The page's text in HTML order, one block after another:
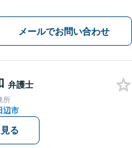
の豊富な経験を活かし、賠償金の
を目指します【相続問題】不動産
等と連携し、最良の相続実現に
ポート
メールでお問い合わせ
弁護士
所
辺市
る